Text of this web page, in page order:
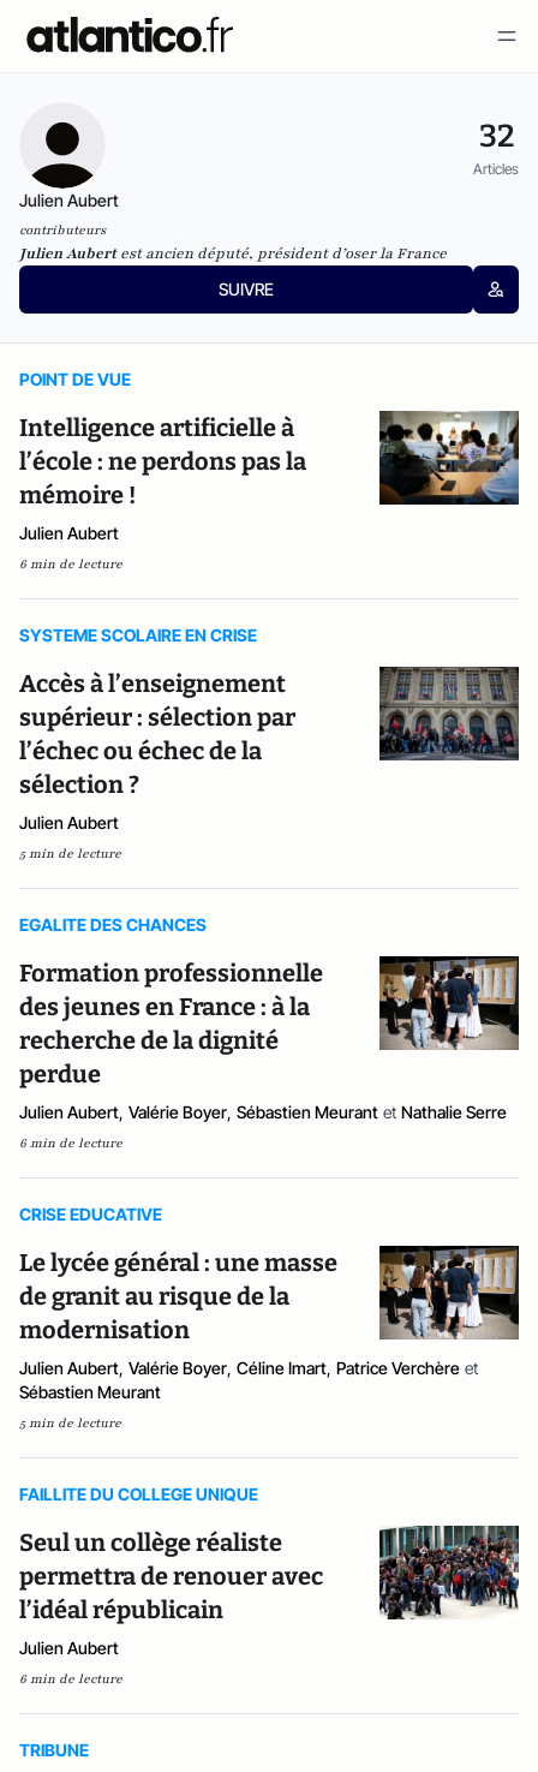
32
Articles
Julien Aubert
contributeurs
Julien Aubertest ancien député, président d’oser la France
SUIVRE
POINT DE VUE
Intelligence artificielle à
l’école : ne perdons pas la
mémoire !
Julien Aubert
6 min de lecture
SYSTEME SCOLAIRE EN CRISE
Accès à l’enseignement
supérieur : sélection par
l’échec ou échec de la
sélection ?
Julien Aubert
5 min de lecture
EGALITE DES CHANCES
Formation professionnelle
des jeunes en France : à la
recherche de la dignité
perdue
Julien Aubert, Valérie Boyer, Sébastien Meurant et Nathalie Serre
6 min de lecture
CRISE EDUCATIVE
Le lycée général : une masse
de granit au risque de la
modernisation
Julien Aubert, Valérie Boyer, Céline Imart, Patrice Verchère et
Sébastien Meurant
5 min de lecture
FAILLITE DU COLLEGE UNIQUE
Seul un collège réaliste
permettra de renouer avec
l’idéal républicain
Julien Aubert
6 min de lecture
TRIBUNE